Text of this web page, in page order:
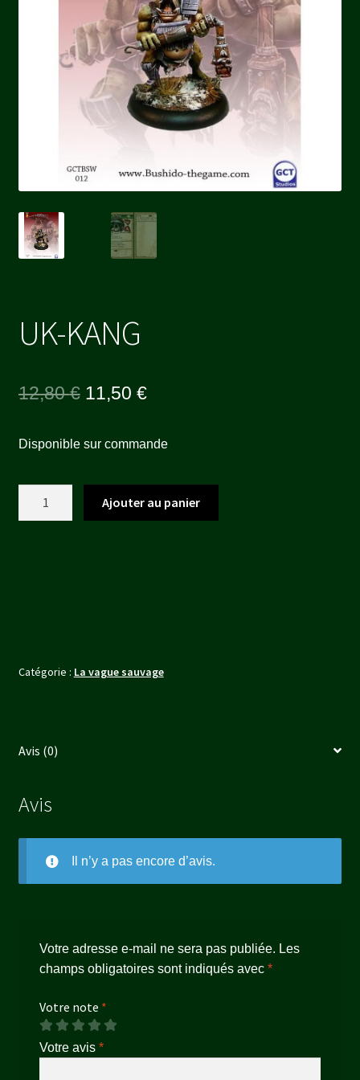
UK-KANG
12,80€ Le
initial
était :
12,80 €.
11,50 €Le
actuel
est :
11,50 €.
Disponible sur commande
Ajouter au panier
Catégorie : La vague sauvage
Avis (0)
Avis
Il n’y a pas encore d’avis.
Votre adresse e-mail ne sera pas publiée. Les
champs obligatoires sont indiqués avec *
Votre note *
Votre avis *